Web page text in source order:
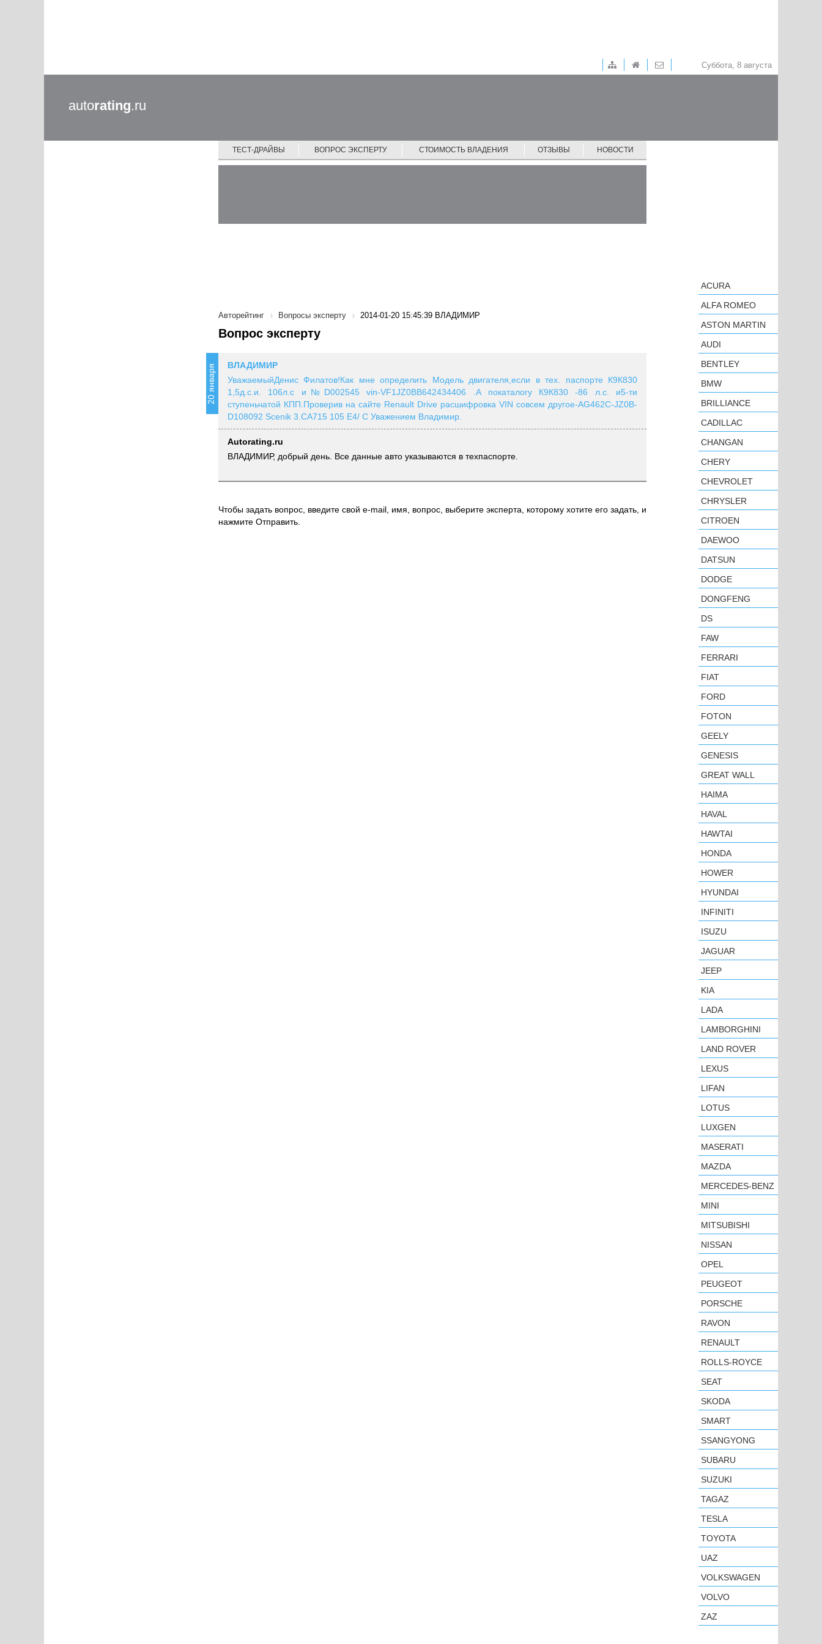
Суббота, 8 августа
autorating.ru
ТЕСТ-ДРАЙВЫ ВОПРОС ЭКСПЕРТУ СТОИМОСТЬ ВЛАДЕНИЯ ОТЗЫВЫ НОВОСТИ
Авторейтинг Вопросы эксперту 2014-01-20 15:45:39 ВЛАДИМИР
Вопрос эксперту
20 января
ВЛАДИМИР
УважаемыйДенис Филатов!Как мне определить Модель двигателя,если в тех. паспорте К9К830
1,5д.с.и. 106л.с и№D002545 vin-VF1JZ0BB642434406 .А покаталогу К9К830 -86 л.с. и5-ти
ступеньчатой КПП.Проверив на сайте Renault Drive расшифровка VIN совсем другое-AG462C-JZ0B-
D108092 Scenik 3.CA715 105 E4/ С Уважением Владимир.
Autorating.ru
ВЛАДИМИР, добрый день. Все данные авто указываются в техпаспорте.
Чтобы задать вопрос, введите свой e-mail, имя, вопрос, выберите эксперта, которому хотите его задать, и
нажмите Отправить.
ACURA
ALFA ROMEO
ASTON MARTIN
AUDI
BENTLEY
BMW
BRILLIANCE
CADILLAC
CHANGAN
CHERY
CHEVROLET
CHRYSLER
CITROEN
DAEWOO
DATSUN
DODGE
DONGFENG
DS
FAW
FERRARI
FIAT
FORD
FOTON
GEELY
GENESIS
GREAT WALL
HAIMA
HAVAL
HAWTAI
HONDA
HOWER
HYUNDAI
INFINITI
ISUZU
JAGUAR
JEEP
KIA
LADA
LAMBORGHINI
LAND ROVER
LEXUS
LIFAN
LOTUS
LUXGEN
MASERATI
MAZDA
MERCEDES-BENZ
MINI
MITSUBISHI
NISSAN
OPEL
PEUGEOT
PORSCHE
RAVON
RENAULT
ROLLS-ROYCE
SEAT
SKODA
SMART
SSANGYONG
SUBARU
SUZUKI
TAGAZ
TESLA
TOYOTA
UAZ
VOLKSWAGEN
VOLVO
ZAZ